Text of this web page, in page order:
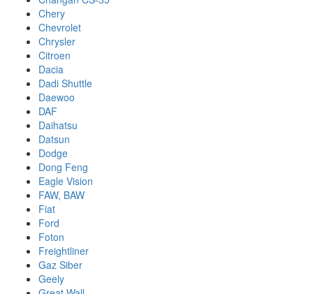
Chery
Chevrolet
Chrysler
Citroen
Dacia
Dadi Shuttle
Daewoo
DAF
Daihatsu
Datsun
Dodge
Dong Feng
Eagle Vision
FAW, BAW
Fiat
Ford
Foton
Freightliner
Gaz Siber
Geely